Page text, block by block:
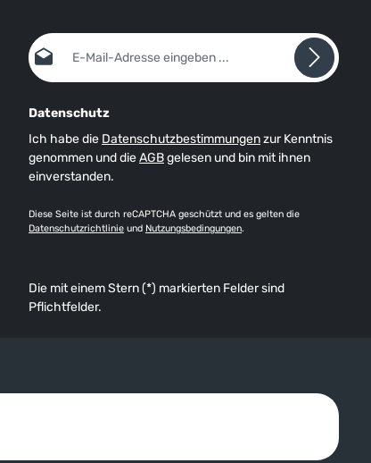
E-Mail-Adresse*
Datenschutz
Ich habe die Datenschutzbestimmungenzur Kenntnis
genommen und dieAGBgelesen und bin mit ihnen
einverstanden.
Diese Seite ist durch reCAPTCHA geschützt und es gelten die
Datenschutzrichtlinie und Nutzungsbedingungen.
Die mit einem Stern (*) markierten Felder sind
Pflichtfelder.